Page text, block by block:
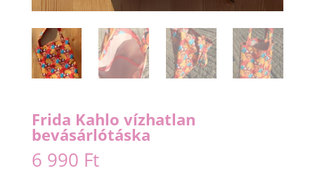
Frida Kahlo vízhatlan
bevásárlótáska
6 990 Ft